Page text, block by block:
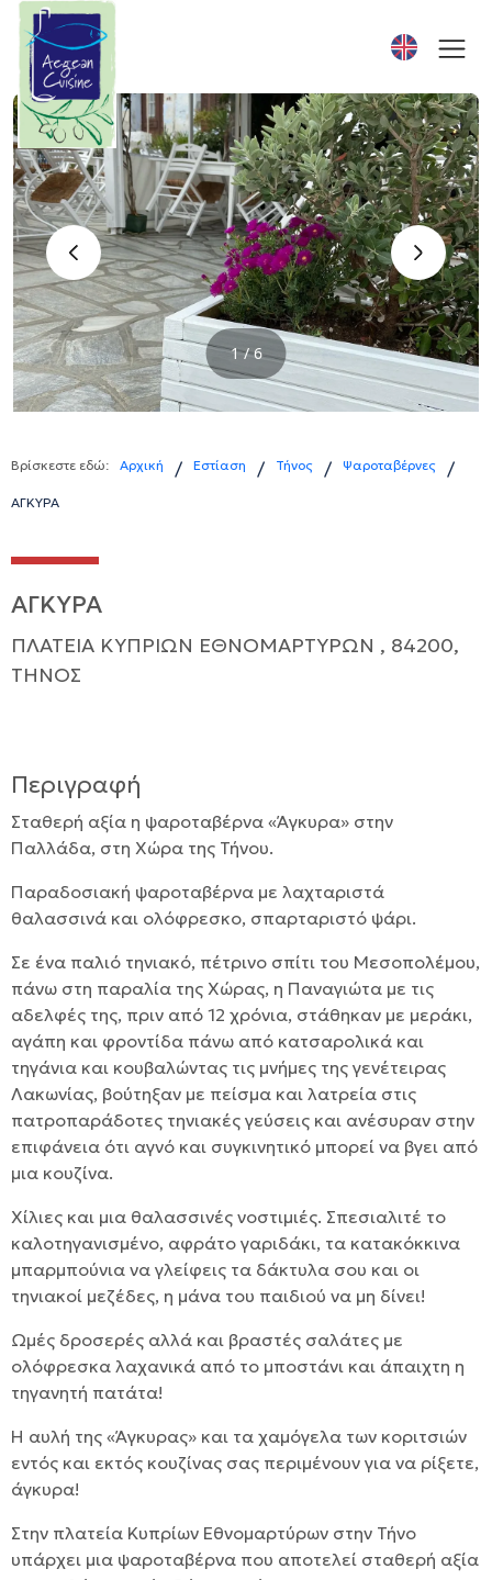
‹ ›
1 / 6
Βρίσκεστε εδώ: Αρχική / Εστίαση / Τήνος / Ψαροταβέρνες /
ΑΓΚΥΡΑ
ΑΓΚΥΡΑ
ΠΛΑΤΕΙΑ ΚΥΠΡΙΩΝ ΕΘΝΟΜΑΡΤΥΡΩΝ , 84200,
ΤΗΝΟΣ
Περιγραφή
Σταθερή αξία η ψαροταβέρνα «Άγκυρα» στην
Παλλάδα, στη Χώρα της Τήνου.
Παραδοσιακή ψαροταβέρνα με λαχταριστά
θαλασσινά και ολόφρεσκο, σπαρταριστό ψάρι.
Σε ένα παλιό τηνιακό, πέτρινο σπίτι του Μεσοπολέμου,
πάνω στη παραλία της Χώρας, η Παναγιώτα με τις
αδελφές της, πριν από 12 χρόνια, στάθηκαν με μεράκι,
αγάπη και φροντίδα πάνω από κατσαρολικά και
τηγάνια και κουβαλώντας τις μνήμες της γενέτειρας
Λακωνίας, βούτηξαν με πείσμα και λατρεία στις
πατροπαράδοτες τηνιακές γεύσεις και ανέσυραν στην
επιφάνεια ότι αγνό και συγκινητικό μπορεί να βγει από
μια κουζίνα.
Χίλιες και μια θαλασσινές νοστιμιές. Σπεσιαλιτέ το
καλοτηγανισμένο, αφράτο γαριδάκι, τα κατακόκκινα
μπαρμπούνια να γλείφεις τα δάκτυλα σου και οι
τηνιακοί μεζέδες, η μάνα του παιδιού να μη δίνει!
Ωμές δροσερές αλλά και βραστές σαλάτες με
ολόφρεσκα λαχανικά από το μποστάνι και άπαιχτη η
τηγανητή πατάτα!
Η αυλή της «Άγκυρας» και τα χαμόγελα των κοριτσιών
εντός και εκτός κουζίνας σας περιμένουν για να ρίξετε,
άγκυρα!
Στην πλατεία Κυπρίων Εθνομαρτύρων στην Τήνο
υπάρχει μια ψαροταβέρνα που αποτελεί σταθερή αξία